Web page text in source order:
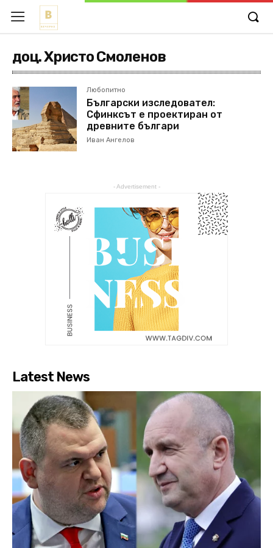
доц. Христо Смоленов
Любопитно
Български изследовател:
Сфинксът е проектиран от
древните българи
Иван Ангелов
- Advertisement -
Latest News